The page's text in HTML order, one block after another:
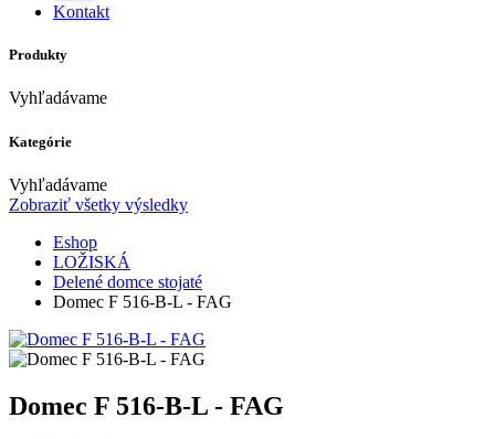
Kontakt
Produkty
Vyhľadávame
Kategórie
Vyhľadávame
Zobraziť všetky výsledky
Eshop
LOŽISKÁ
Delené domce stojaté
Domec F 516-B-L - FAG
Domec F 516-B-L - FAG